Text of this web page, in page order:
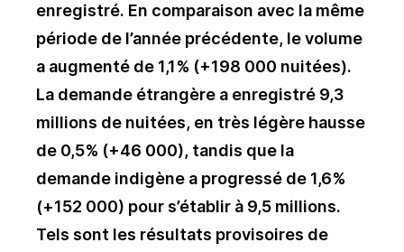
enregistré. En comparaison avec la même
période de l’année précédente, le volume
a augmenté de 1,1% (+198 000 nuitées).
La demande étrangère a enregistré 9,3
millions de nuitées, en très légère hausse
de 0,5% (+46 000), tandis que la
demande indigène a progressé de 1,6%
(+152 000) pour s’établir à 9,5 millions.
Tels sont les résultats provisoires de